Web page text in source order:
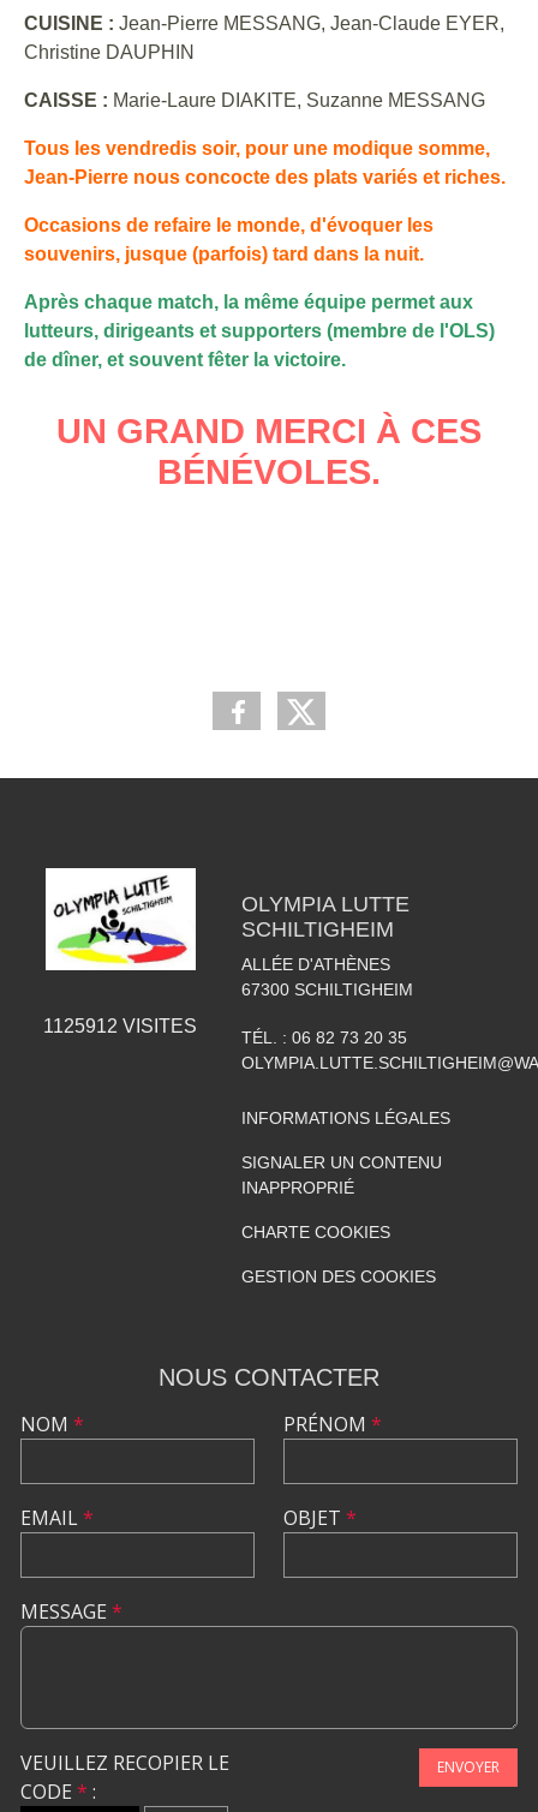
CUISINE : Jean-Pierre MESSANG, Jean-Claude EYER,
Christine DAUPHIN
CAISSE : Marie-Laure DIAKITE, Suzanne MESSANG
Tous les vendredis soir, pour une modique somme,
Jean-Pierre nous concocte des plats variés et riches.
Occasions de refaire le monde, d'évoquer les
souvenirs, jusque (parfois) tard dans la nuit.
Après chaque match, la même équipe permet aux
lutteurs, dirigeants et supporters (membre de l'OLS)
de dîner, et souvent fêter la victoire.
UN GRAND MERCI À CES
BÉNÉVOLES.
1125912 VISITES
OLYMPIA LUTTE
SCHILTIGHEIM
ALLÉE D'ATHÈNES
67300 SCHILTIGHEIM
TÉL. : 06 82 73 20 35
INFORMATIONS LÉGALES
SIGNALER UN CONTENU
INAPPROPRIÉ
CHARTE COOKIES
GESTION DES COOKIES
NOUS CONTACTER
NOM *
EMAIL*
PRÉNOM *
OBJET *
MESSAGE *
VEUILLEZ RECOPIER LE
CODE * :
ENVOYER